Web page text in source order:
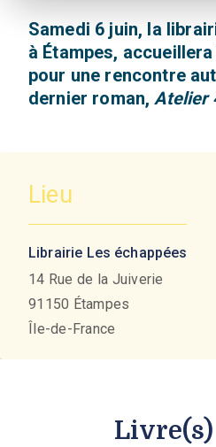
Samedi 6 juin, la
à Étampes,
pour une rencontre
dernier roman, Atelier
Lieu
Librairie Les échappées
14 Rue de la Juiverie
91150 Étampes
Île-de-France